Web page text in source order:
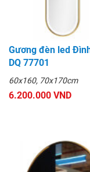
Gương đèn led
DQ 77701
60x160, 70x170cm
6.200.000 VND